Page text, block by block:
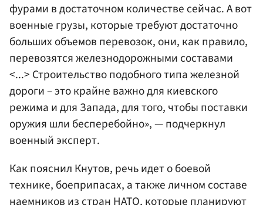
фурами в достаточном количестве сейчас. А вот
военные грузы, которые требуют достаточно
больших объемов перевозок, они, как правило,
перевозятся железнодорожными составами
<...> Строительство подобного типа железной
дороги – это крайне важно для киевского
режима и для Запада, для того, чтобы поставки
оружия шли бесперебойно», — подчеркнул
военный эксперт.
Как пояснил Кнутов, речь идет о боевой
технике, боеприпасах, а также личном составе
наемников из стран НАТО, которые планируют